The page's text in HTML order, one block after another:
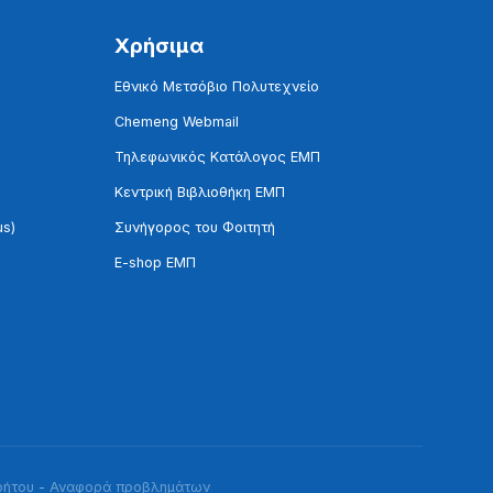
Χρήσιμα
Εθνικό Μετσόβιο Πολυτεχνείο
Chemeng Webmail
Τηλεφωνικός Κατάλογος ΕΜΠ
Κεντρική Βιβλιοθήκη ΕΜΠ
Συνήγορος του Φοιτητή
E-shop ΕΜΠ
- Αναφορά προβλημάτων